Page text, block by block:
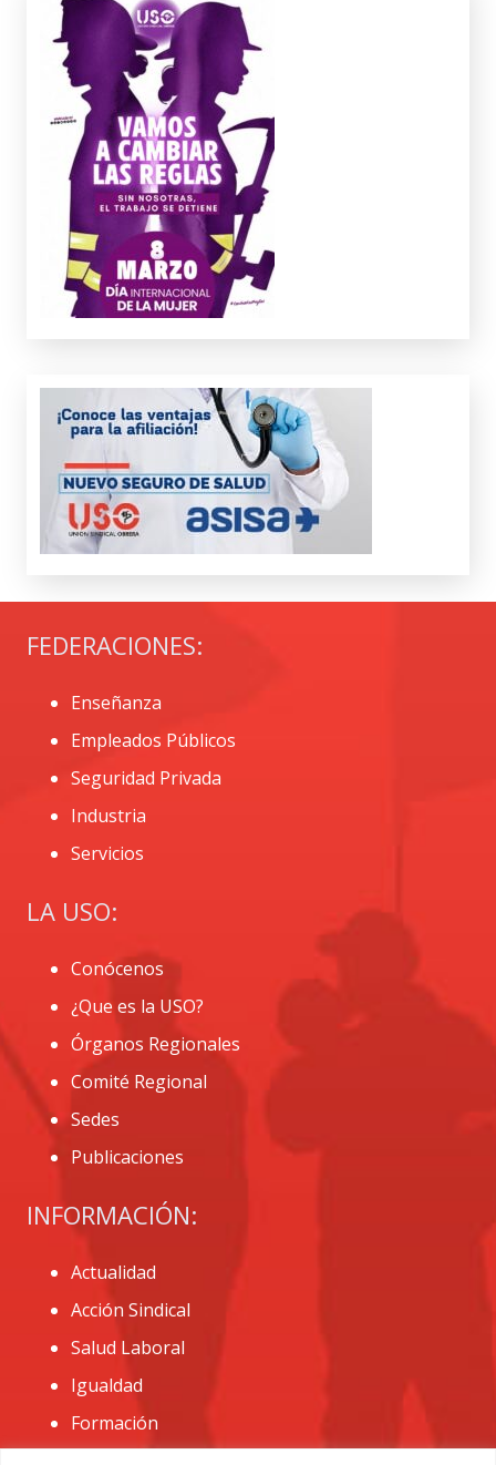
FEDERACIONES:
Enseñanza
Empleados Públicos
Seguridad Privada
Industria
Servicios
LA USO:
Conócenos
¿Que es la USO?
Órganos Regionales
Comité Regional
Sedes
Publicaciones
INFORMACIÓN:
Actualidad
Acción Sindical
Salud Laboral
Igualdad
Formación